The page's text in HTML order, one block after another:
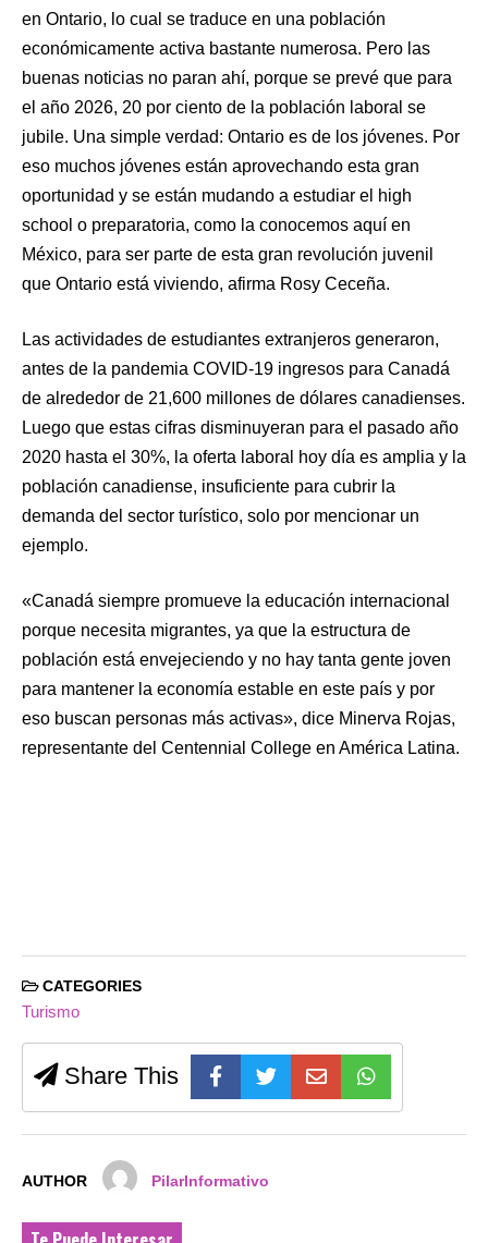
en Ontario, lo cual se traduce en una población
económicamente activa bastante numerosa. Pero las
buenas noticias no paran ahí, porque se prevé que para
el año 2026, 20 por ciento de la población laboral se
jubile. Una simple verdad: Ontario es de los jóvenes. Por
eso muchos jóvenes están aprovechando esta gran
oportunidad y se están mudando a estudiar el high
school o preparatoria, como la conocemos aquí en
México, para ser parte de esta gran revolución juvenil
que Ontario está viviendo, afirma Rosy Ceceña.
Las actividades de estudiantes extranjeros generaron,
antes de la pandemia COVID-19 ingresos para Canadá
de alrededor de 21,600 millones de dólares canadienses.
Luego que estas cifras disminuyeran para el pasado año
2020 hasta el 30%, la oferta laboral hoy día es amplia y la
población canadiense, insuficiente para cubrir la
demanda del sector turístico, solo por mencionar un
ejemplo.
«Canadá siempre promueve la educación internacional
porque necesita migrantes, ya que la estructura de
población está envejeciendo y no hay tanta gente joven
para mantener la economía estable en este país y por
eso buscan personas más activas», dice Minerva Rojas,
representante del Centennial College en América Latina.
CATEGORIES
Turismo
Share This
AUTHOR PilarInformativo